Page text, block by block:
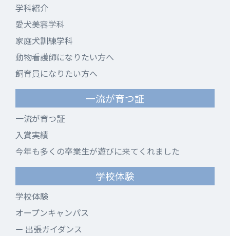
学科紹介
愛犬美容学科
家庭犬訓練学科
動物看護師になりたい方へ
飼育員になりたい方へ
一流が育つ証
一流が育つ証
入賞実績
今年も多くの卒業生が遊びに来てくれました
学校体験
学校体験
オープンキャンパス
出張ガイダンス